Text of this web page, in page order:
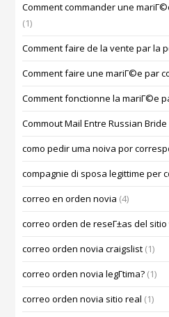
Comment commander une
(1)
Comment faire de la vente par la
Comment faire une mariГ©e par
Comment fonctionne la mariГ©e
Commout Mail Entre Russian Bride
como pedir uma noiva por
compagnie di sposa legittime per
correo en orden novia (4)
correo orden de reseГ±as del
correo orden novia craigslist (1)
correo orden novia legГ­tima? (1)
correo orden novia sitio real (1)